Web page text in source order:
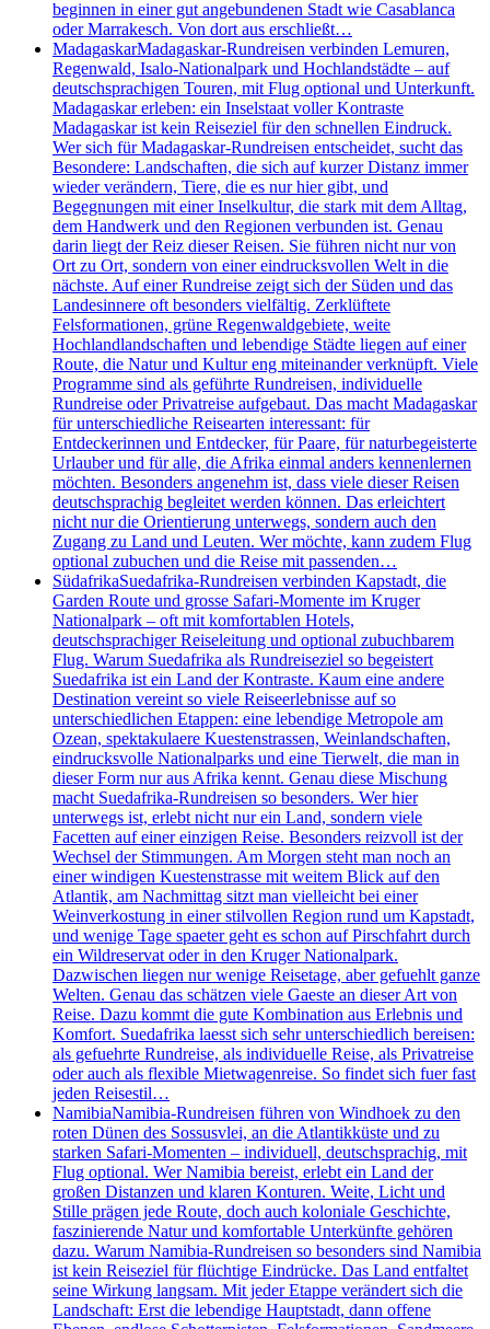
beginnen in einer gut angebundenen Stadt wie Casablanca
oder Marrakesch. Von dort aus erschließt…
MadagaskarMadagaskar-Rundreisen verbinden Lemuren,
Regenwald, Isalo-Nationalpark und Hochlandstädte – auf
deutschsprachigen Touren, mit Flug optional und Unterkunft.
Madagaskar erleben: ein Inselstaat voller Kontraste
Madagaskar ist kein Reiseziel für den schnellen Eindruck.
Wer sich für Madagaskar-Rundreisen entscheidet, sucht das
Besondere: Landschaften, die sich auf kurzer Distanz immer
wieder verändern, Tiere, die es nur hier gibt, und
Begegnungen mit einer Inselkultur, die stark mit dem Alltag,
dem Handwerk und den Regionen verbunden ist. Genau
darin liegt der Reiz dieser Reisen. Sie führen nicht nur von
Ort zu Ort, sondern von einer eindrucksvollen Welt in die
nächste. Auf einer Rundreise zeigt sich der Süden und das
Landesinnere oft besonders vielfältig. Zerklüftete
Felsformationen, grüne Regenwaldgebiete, weite
Hochlandlandschaften und lebendige Städte liegen auf einer
Route, die Natur und Kultur eng miteinander verknüpft. Viele
Programme sind als geführte Rundreisen, individuelle
Rundreise oder Privatreise aufgebaut. Das macht Madagaskar
für unterschiedliche Reisearten interessant: für
Entdeckerinnen und Entdecker, für Paare, für naturbegeisterte
Urlauber und für alle, die Afrika einmal anders kennenlernen
möchten. Besonders angenehm ist, dass viele dieser Reisen
deutschsprachig begleitet werden können. Das erleichtert
nicht nur die Orientierung unterwegs, sondern auch den
Zugang zu Land und Leuten. Wer möchte, kann zudem Flug
optional zubuchen und die Reise mit passenden…
SüdafrikaSuedafrika-Rundreisen verbinden Kapstadt, die
Garden Route und grosse Safari-Momente im Kruger
Nationalpark – oft mit komfortablen Hotels,
deutschsprachiger Reiseleitung und optional zubuchbarem
Flug. Warum Suedafrika als Rundreiseziel so begeistert
Suedafrika ist ein Land der Kontraste. Kaum eine andere
Destination vereint so viele Reiseerlebnisse auf so
unterschiedlichen Etappen: eine lebendige Metropole am
Ozean, spektakulaere Kuestenstrassen, Weinlandschaften,
eindrucksvolle Nationalparks und eine Tierwelt, die man in
dieser Form nur aus Afrika kennt. Genau diese Mischung
macht Suedafrika-Rundreisen so besonders. Wer hier
unterwegs ist, erlebt nicht nur ein Land, sondern viele
Facetten auf einer einzigen Reise. Besonders reizvoll ist der
Wechsel der Stimmungen. Am Morgen steht man noch an
einer windigen Kuestenstrasse mit weitem Blick auf den
Atlantik, am Nachmittag sitzt man vielleicht bei einer
Weinverkostung in einer stilvollen Region rund um Kapstadt,
und wenige Tage spaeter geht es schon auf Pirschfahrt durch
ein Wildreservat oder in den Kruger Nationalpark.
Dazwischen liegen nur wenige Reisetage, aber gefuehlt ganze
Welten. Genau das schätzen viele Gaeste an dieser Art von
Reise. Dazu kommt die gute Kombination aus Erlebnis und
Komfort. Suedafrika laesst sich sehr unterschiedlich bereisen:
als gefuehrte Rundreise, als individuelle Reise, als Privatreise
oder auch als flexible Mietwagenreise. So findet sich fuer fast
jeden Reisestil…
NamibiaNamibia-Rundreisen führen von Windhoek zu den
roten Dünen des Sossusvlei, an die Atlantikküste und zu
starken Safari-Momenten – individuell, deutschsprachig, mit
Flug optional. Wer Namibia bereist, erlebt ein Land der
großen Distanzen und klaren Konturen. Weite, Licht und
Stille prägen jede Route, doch auch koloniale Geschichte,
faszinierende Natur und komfortable Unterkünfte gehören
dazu. Warum Namibia-Rundreisen so besonders sind Namibia
ist kein Reiseziel für flüchtige Eindrücke. Das Land entfaltet
seine Wirkung langsam. Mit jeder Etappe verändert sich die
Landschaft: Erst die lebendige Hauptstadt, dann offene